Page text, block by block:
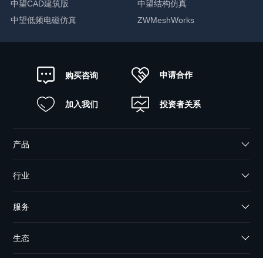
中望CAD建筑版
中望结构仿真
中望低频电磁仿真
ZWMeshWorks
购买咨询 申请合作
加入我们 投资者关系
产品
行业
服务
生态